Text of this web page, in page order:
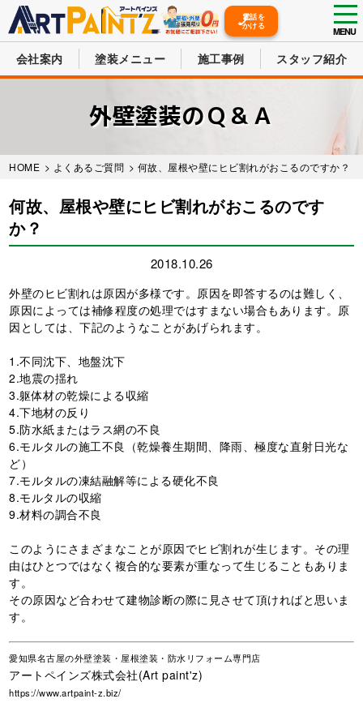
MENU
電話を
かける
会社案内 塗装メニュー 施工事例 スタッフ紹介
外壁塗装のＱ＆Ａ
HOME > よくあるご質問 > 何故、屋根や壁にヒビ割れがおこるのですか？
何故、屋根や壁にヒビ割れがおこるのです
か？
2018.10.26
外壁のヒビ割れは原因が多様です。原因を即答するのは難しく、
原因によっては補修程度の処理ではすまない場合もあります。原
因としては、下記のようなことがあげられます。
1.不同沈下、地盤沈下
2.地震の揺れ
3.躯体材の乾燥による収縮
4.下地材の反り
5.防水紙またはラス網の不良
6.モルタルの施工不良（乾燥養生期間、降雨、極度な直射日光な
ど）
7.モルタルの凍結融解等による硬化不良
8.モルタルの収縮
9.材料の調合不良
このようにさまざまなことが原因でヒビ割れが生じます。その理
由はひとつではなく複合的な要素が重なって生じることもありま
す。
その原因など合わせて建物診断の際に見させて頂ければと思いま
す。
愛知県名古屋の外壁塗装・屋根塗装・防水リフォーム専門店
アートペインズ株式会社(Art paint'z)
https://www.artpaint-z.biz/